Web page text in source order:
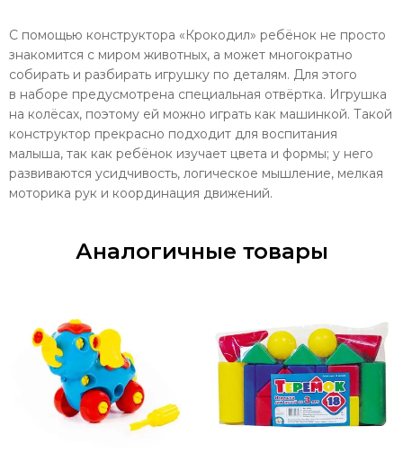
С помощью конструктора «Крокодил» ребёнок не просто
знакомится с миром животных, а может многократно
собирать и разбирать игрушку по деталям. Для этого
в наборе предусмотрена специальная отвёртка. Игрушка
на колёсах, поэтому ей можно играть как машинкой. Такой
конструктор прекрасно подходит для воспитания
малыша, так как ребёнок изучает цвета и формы; у него
развиваются усидчивость, логическое мышление, мелкая
моторика рук и координация движений.
Аналогичные товары